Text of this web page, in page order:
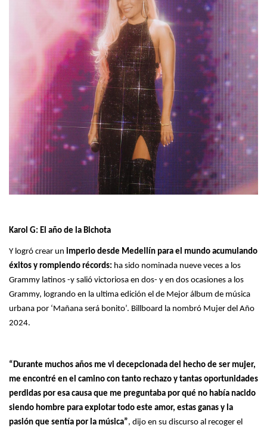
Karol G: El año de la Bichota
Y logró crear un imperio desde Medellín para el mundo acumulando
éxitos y rompiendo récords: ha sido nominada nueve veces a los
Grammy latinos -y salió victoriosa en dos- y en dos ocasiones a los
Grammy, logrando en la ultima edición el de Mejor álbum de música
urbana por ‘Mañana será bonito’. Billboard la nombró Mujer del Año
2024.
“Durante muchos años me vi decepcionada del hecho de ser mujer,
me encontré en el camino con tanto rechazo y tantas oportunidades
perdidas por esa causa que me preguntaba por qué no había nacido
siendo hombre para explotar todo este amor, estas ganas y la
pasión que sentía por la música”, dijo en su discurso al recoger el